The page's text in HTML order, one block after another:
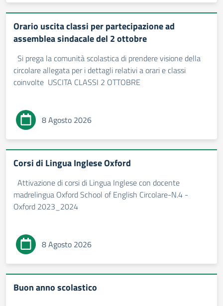
Orario uscita classi per partecipazione ad
assemblea sindacale del 2 ottobre
Si prega la comunità scolastica di prendere visione della
circolare allegata per i dettagli relativi a orari e classi
coinvolte USCITA CLASSI 2 OTTOBRE
8 Agosto 2026
Corsi di Lingua Inglese Oxford
Attivazione di corsi di Lingua Inglese con docente
madrelingua Oxford School of English Circolare-N.4 -
Oxford 2023_2024
8 Agosto 2026
Buon anno scolastico